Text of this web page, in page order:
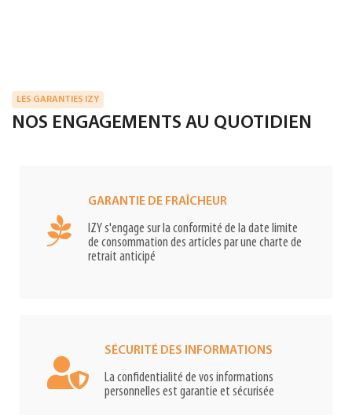
LES GARANTIES IZY
NOS ENGAGEMENTS AU QUOTIDIEN
GARANTIE DE FRAÎCHEUR
IZY s'engage sur la conformité de la date limite
de consommation des articles par une charte de
retrait anticipé
SÉCURITÉ DES INFORMATIONS
La confidentialité de vos informations
personnelles est garantie et sécurisée